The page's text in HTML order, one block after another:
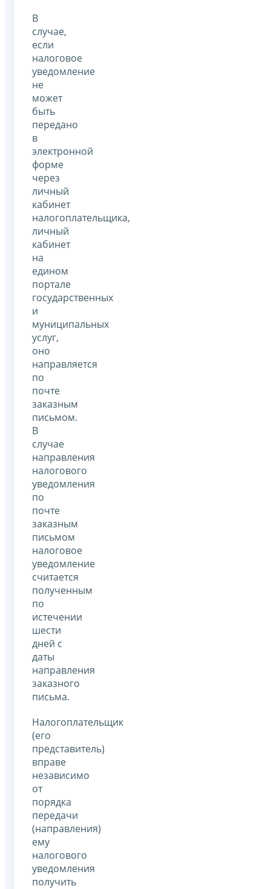
В
случае,
если
налоговое
уведомление
не
может
быть
передано
в
электронной
форме
через
личный
кабинет
налогоплательщика,
личный
кабинет
на
едином
портале
государственных
и
муниципальных
услуг,
оно
направляется
по
почте
заказным
письмом.
В
случае
направления
налогового
уведомления
по
почте
заказным
письмом
налоговое
уведомление
считается
полученным
по
истечении
шести
дней с
даты
направления
заказного
письма.
Налогоплательщик
(его
представитель)
вправе
независимо
от
порядка
передачи
(направления)
ему
налогового
уведомления
получить